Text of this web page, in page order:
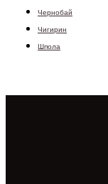
Чернобай
Чигирин
Шпола